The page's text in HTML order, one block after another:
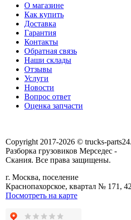
О магазине
Как купить
Доставка
Гарантия
Контакты
Обратная связь
Наши склады
Отзывы
Услуги
Новости
Вопрос ответ
Оценка запчасти
Copyright 2017-2026 © trucks-
Разборка грузовиков Мерседес -
Скания. Все права защищены.
г. Москва, поселение
Краснопахорское, квартал № 171,
Посмотреть на карте